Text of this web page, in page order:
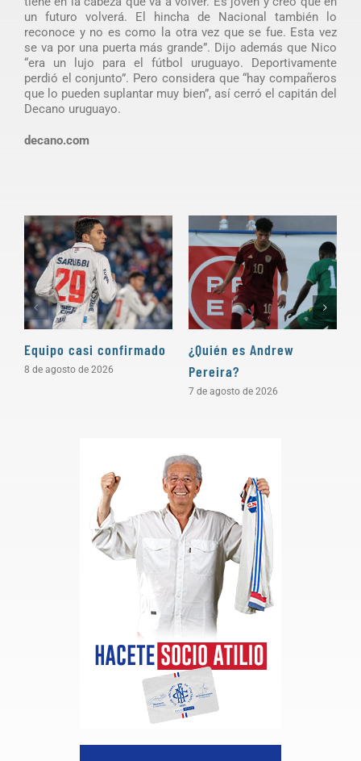
un futuro volverá. El hincha de Nacional también lo
reconoce y no es como la otra vez que se fue. Esta vez
se va por una puerta más grande”. Dijo además que Nico
“era un lujo para el fútbol uruguayo. Deportivamente
perdió el conjunto”. Pero considera que “hay compañeros
que lo pueden suplantar muy bien”, así cerró el capitán del
Decano uruguayo.
decano.com
Equipo casi confirmado
8 de agosto de 2026
¿Quién es Andrew
Pereira?
7 de agosto de 2026